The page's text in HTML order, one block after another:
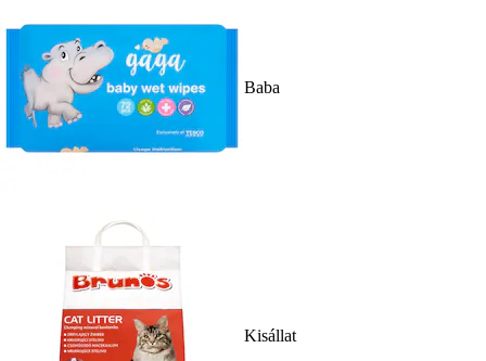
Baba
Kisállat